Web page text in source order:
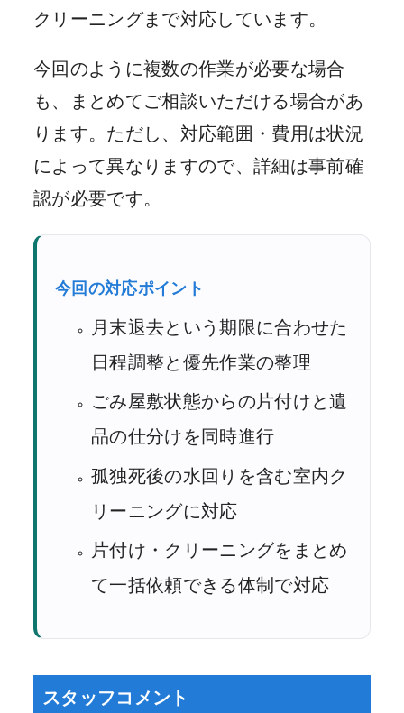
クリーニングまで対応しています。
今回のように複数の作業が必要な場合
も、まとめてご相談いただける場合があ
ります。ただし、対応範囲・費用は状況
によって異なりますので、詳細は事前確
認が必要です。
今回の対応ポイント
月末退去という期限に合わせた
日程調整と優先作業の整理
ごみ屋敷状態からの片付けと遺
品の仕分けを同時進行
孤独死後の水回りを含む室内ク
リーニングに対応
片付け・クリーニングをまとめ
て一括依頼できる体制で対応
スタッフコメント